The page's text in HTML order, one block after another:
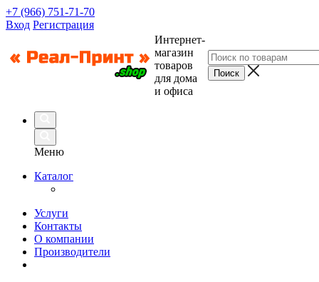
+7 (966) 751-71-70
Вход Регистрация
Интернет-
магазин
товаров
для дома
и офиса
Меню
Каталог
Услуги
Контакты
О компании
Производители